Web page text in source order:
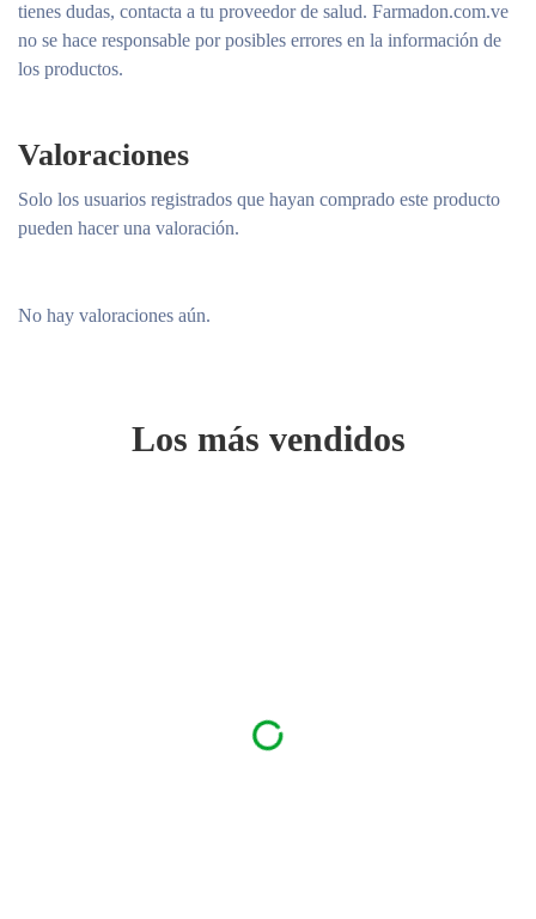
tienes dudas, contacta a tu proveedor de salud. Farmadon.com.ve
no se hace responsable por posibles errores en la información de
los productos.
Valoraciones
No hay valoraciones aún.
Solo los usuarios registrados que hayan comprado este producto
pueden hacer una valoración.
Los más vendidos